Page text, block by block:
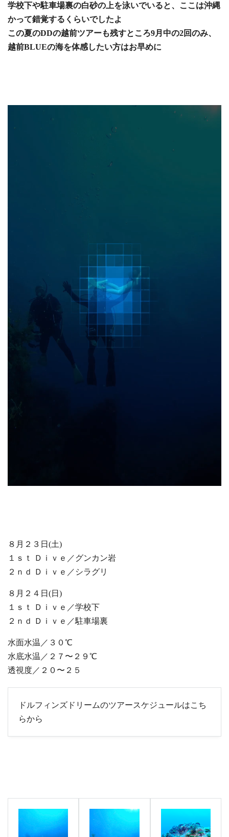
学校下や駐車場裏の白砂の上を泳いでいると、ここは沖縄
かって錯覚するくらいでしたよ
この夏のDDの越前ツアーも残すところ9月中の2回のみ、
越前BLUEの海を体感したい方はお早めに
８月２３日(土)
１ｓｔ Ｄｉｖｅ／グンカン岩
２ｎｄ Ｄｉｖｅ／シラグリ
８月２４日(日)
１ｓｔ Ｄｉｖｅ／学校下
２ｎｄ Ｄｉｖｅ／駐車場裏
水面水温／３０℃
水底水温／２７〜２９℃
透視度／２０〜２５
ドルフィンズドリームのツアースケジュールはこち
らから